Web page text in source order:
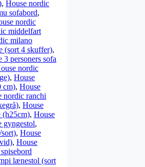
, House nordic
sofabord,
nordic
middelfart
milano
(sort 4 skuffer),
personers sofa
nordic
, House
cm), House
nordic ranchi
, House
(h25cm), House
gyngestol,
, House
, House
lænestol (sort